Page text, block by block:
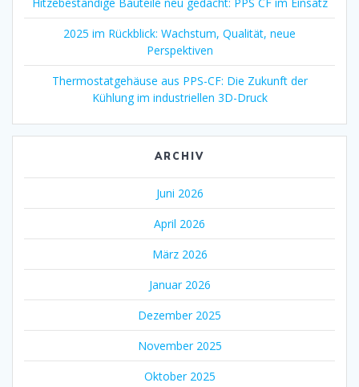
2025 im Rückblick: Wachstum, Qualität, neue
Perspektiven
Thermostatgehäuse aus PPS-CF: Die Zukunft der
Kühlung im industriellen 3D-Druck
ARCHIV
Juni 2026
April 2026
März 2026
Januar 2026
Dezember 2025
November 2025
Oktober 2025